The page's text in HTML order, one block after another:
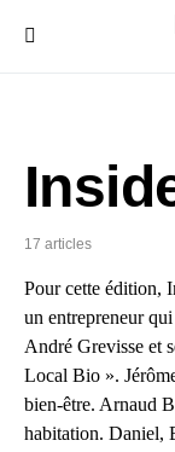
17 articles
Pour cette édition,
un entrepreneur
André Grevisse et
Local Bio ».
bien-être. Arnaud
habitation. Daniel,